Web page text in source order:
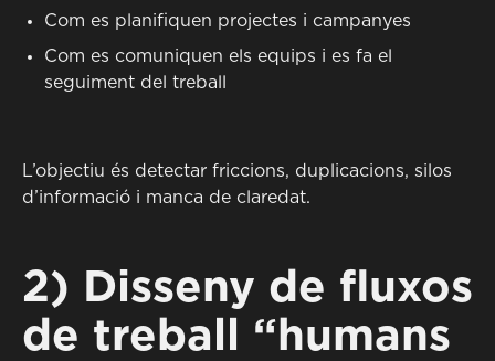
Com es planifiquen projectes i campanyes
Com es comuniquen els equips i es fa el
seguiment del treball
L’objectiu és detectar friccions, duplicacions, silos
d’informació i manca de claredat.
2) Disseny de fluxos
de treball “humans